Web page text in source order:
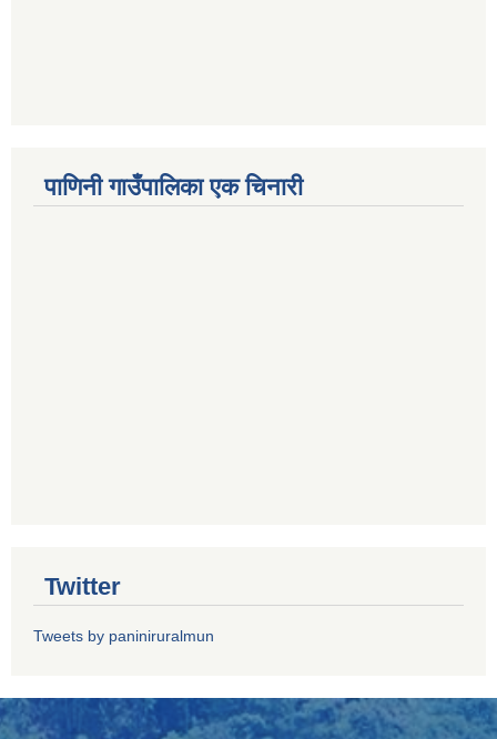
पाणिनी गाउँपालिका एक चिनारी
Twitter
Tweets by paniniruralmun